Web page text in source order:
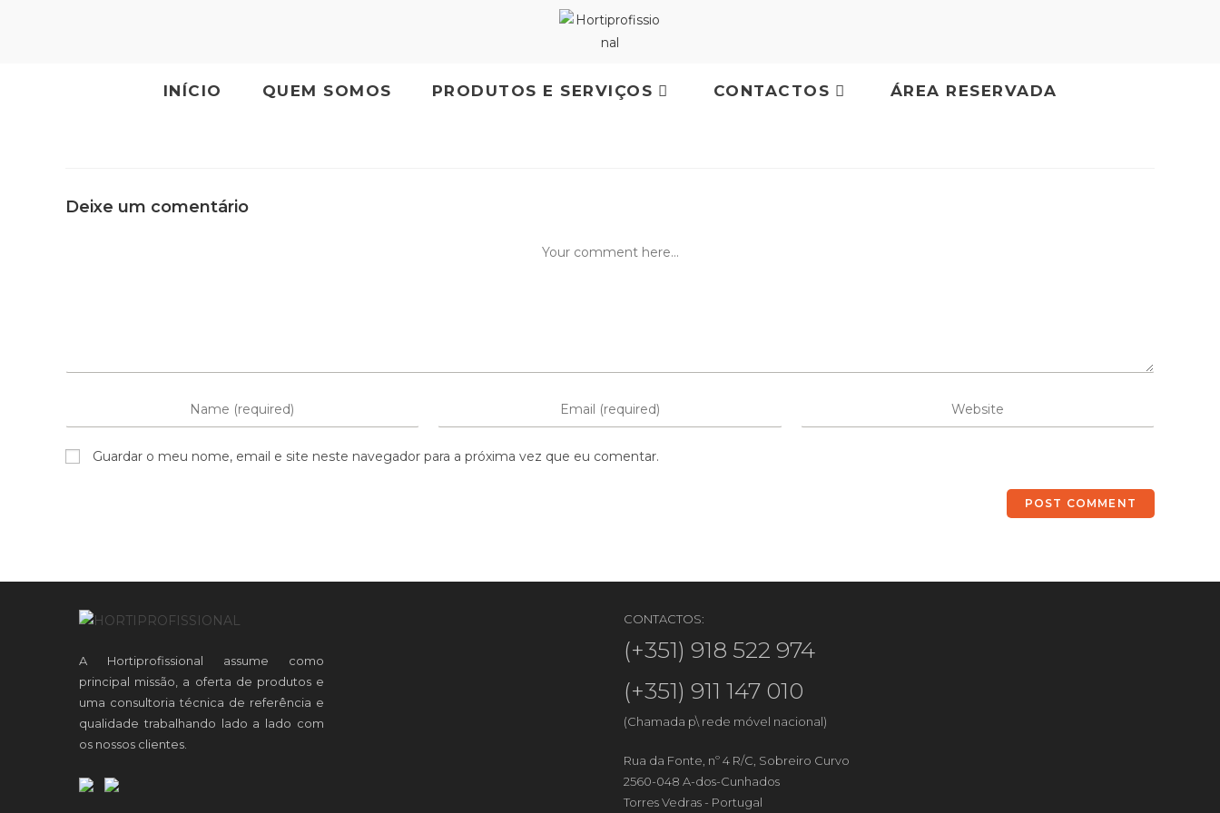
INÍCIO QUEM SOMOS PRODUTOS E SERVIÇOS CONTACTOS ÁREA RESERVADA
Deixe um comentário
Guardar o meu nome, email e site neste navegador para a próxima vez que eu comentar.
A Hortiprofissional assume como
principal missão, a oferta de produtos e
uma consultoria técnica de referência e
qualidade trabalhando lado a lado com
os nossos clientes.
CONTACTOS:
(+351) 918 522 974
(+351) 911 147 010
(Chamada p\ rede móvel nacional)
Rua da Fonte, nº 4 R/C, Sobreiro Curvo
2560-048 A-dos-Cunhados
Torres Vedras - Portugal